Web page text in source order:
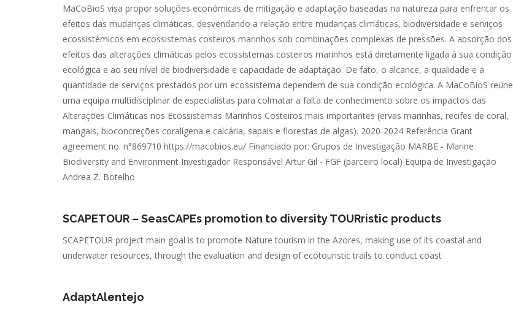
MaCoBioS visa propor soluções económicas de mitigação e adaptação baseadas na natureza para enfrentar os
efeitos das mudanças climáticas, desvendando a relação entre mudanças climáticas, biodiversidade e serviços
ecossistémicos em ecossistemas costeiros marinhos sob combinações complexas de pressões. A absorção dos
efeitos das alterações climáticas pelos ecossistemas costeiros marinhos está diretamente ligada à sua condição
ecológica e ao seu nível de biodiversidade e capacidade de adaptação. De fato, o alcance, a qualidade e a
quantidade de serviços prestados por um ecossistema dependem de sua condição ecológica. A MaCoBioS reúne
uma equipa multidisciplinar de especialistas para colmatar a falta de conhecimento sobre os impactos das
Alterações Climáticas nos Ecossistemas Marinhos Costeiros mais importantes (ervas marinhas, recifes de coral,
mangais, bioconcreções coralígena e calcária, sapais e florestas de algas). 2020-2024 Referência Grant
agreement no. n°869710 https://macobios.eu/ Financiado por: Grupos de Investigação MARBE - Marine
Biodiversity and Environment Investigador Responsável Artur Gil - FGF (parceiro local) Equipa de Investigação
Andrea Z. Botelho
SCAPETOUR – SeasCAPEs promotion to diversity TOURristic products
SCAPETOUR project main goal is to promote Nature tourism in the Azores, making use of its coastal and
underwater resources, through the evaluation and design of ecotouristic trails to conduct coast
AdaptAlentejo